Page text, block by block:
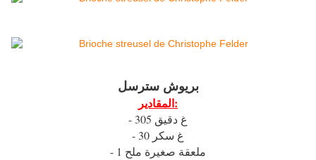
بريوش سترسل
المقادير:
- 305 غ دقيق
- 30 غ سكر
- 1 ملعقة صغيرة ملح